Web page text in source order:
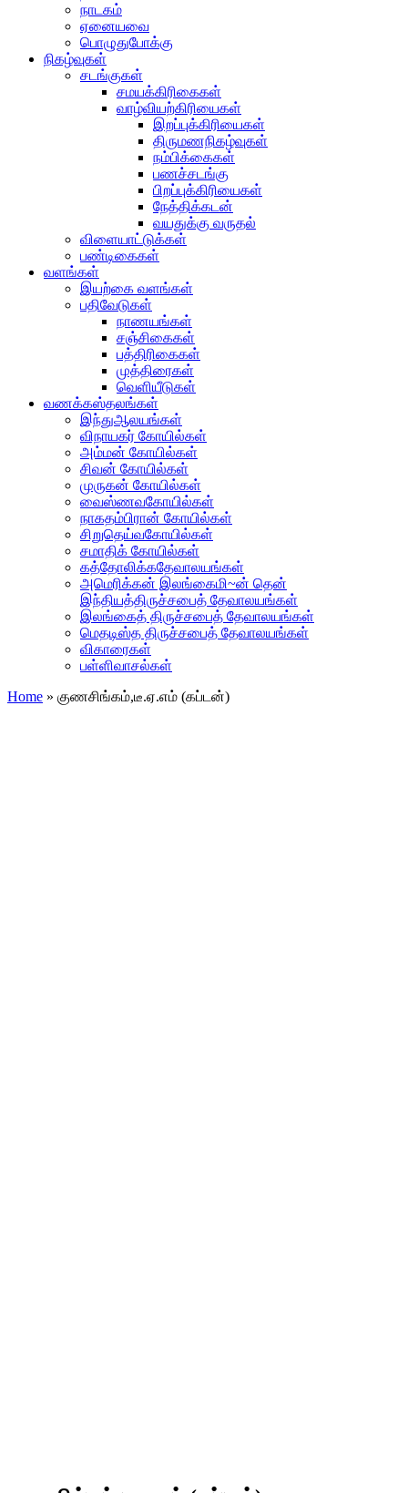
நாடகம்
ஏனையவை
பொழுதுபோக்கு
நிகழ்வுகள்
சடங்குகள்
சமயக்கிரிகைகள்
வாழ்வியற்கிரியைகள்
இறப்புக்கிரியைகள்
திருமணநிகழ்வுகள்
நம்பிக்கைகள்
பணச்சடங்கு
பிறப்புக்கிரியைகள்
நேத்திக்கடன்
வயதுக்கு வருதல்
விளையாட்டுக்கள்
பண்டிகைகள்
வளங்கள்
இயற்கை வளங்கள்
பதிவேடுகள்
நாணயங்கள்
சஞ்சிகைகள்
பத்திரிகைகள்
முத்திரைகள்
வெளியீடுகள்
வணக்கஸ்தலங்கள்
இந்துஆலயங்கள்
விநாயகர் கோயில்கள்
அம்மன் கோயில்கள்
சிவன் கோயில்கள்
முருகன் கோயில்கள்
வைஸ்ணவகோயில்கள்
நாகதம்பிரான் கோயில்கள்
சிறுதெய்வகோயில்கள்
சமாதிக் கோயில்கள்
கத்தோலிக்கதேவாலயங்கள்
அமெரிக்கன் இலங்கைமி~ன் தென்
இந்தியத்திருச்சபைத் தேவாலயங்கள்
இலங்கைத் திருச்சபைத் தேவாலயங்கள்
மெதடிஸ்த திருச்சபைத் தேவாலயங்கள்
விகாரைகள்
பள்ளிவாசல்கள்
Home » குணசிங்கம்,டீ.ஏ.எம் (கப்டன்)